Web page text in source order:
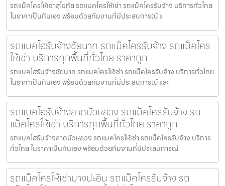
รถแม็คโครให้เช่าสุโขทัย รถแมคโครให้เช่า รถแม็คโครรับจ้าง บริการทั่วไทย
ในราคาเป็นกันเอง พร้อมด้วยทีมงานที่มีประสบการณ์ แ
รถแบคโฮรับจ้างชัยนาท รถแม็คโครรับจ้าง รถแม็คโคร
ให้เช่า บริการทุกพื้นที่ทั่วไทย ราคาถูก
รถแบคโฮรับจ้างชัยนาท รถแมคโครให้เช่า รถแม็คโครรับจ้าง บริการทั่วไทย
ในราคาเป็นกันเอง พร้อมด้วยทีมงานที่มีประสบการณ์ และ
รถแบคโฮรับจ้างลาดบัวหลวง รถแม็คโครรับจ้าง รถ
แม็คโครให้เช่า บริการทุกพื้นที่ทั่วไทย ราคาถูก
รถแบคโฮรับจ้างลาดบัวหลวง รถแมคโครให้เช่า รถแม็คโครรับจ้าง บริการ
ทั่วไทย ในราคาเป็นกันเอง พร้อมด้วยทีมงานที่มีประสบการณ์
รถแม็คโครให้เช่าบางปะอิน รถแม็คโครรับจ้าง รถ